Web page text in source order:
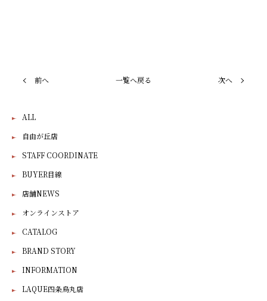
前へ 一覧へ戻る 次へ
ALL
自由が丘店
STAFF COORDINATE
BUYER目線
店舗NEWS
オンラインストア
CATALOG
BRAND STORY
INFORMATION
LAQUE四条烏丸店